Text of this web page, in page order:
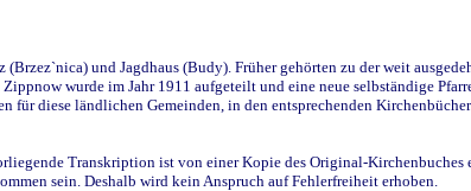
und Jagdhaus (Budy). Früher gehörten zu der weit
wurde im Jahr 1911 aufgeteilt und eine neue selbständige
diese ländlichen Gemeinden, in den entsprechenden
Transkription ist von einer Kopie des Original-
sein. Deshalb wird kein Anspruch auf Fehlerfreiheit erhoben.